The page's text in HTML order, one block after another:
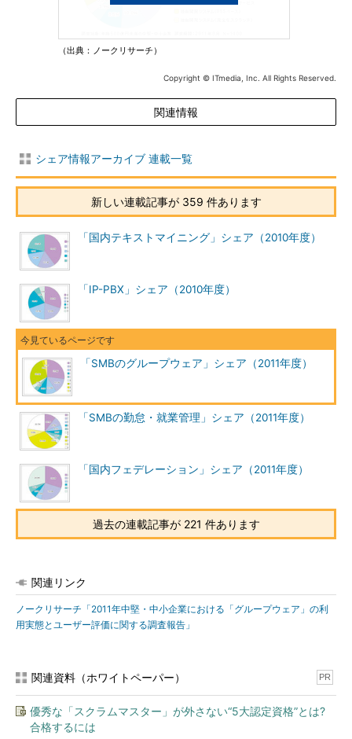
（出典：ノークリサーチ）
Copyright © ITmedia, Inc. All Rights Reserved.
関連情報
シェア情報アーカイブ 連載一覧
新しい連載記事が 359 件あります
「国内テキストマイニング」シェア（2010年度）
「IP-PBX」シェア（2010年度）
「SMBのグループウェア」シェア（2011年度）
「SMBの勤怠・就業管理」シェア（2011年度）
「国内フェデレーション」シェア（2011年度）
過去の連載記事が 221 件あります
関連リンク
ノークリサーチ「2011年中堅・中小企業における「グループウェア」の利
用実態とユーザー評価に関する調査報告」
関連資料（ホワイトペーパー） PR
優秀な「スクラムマスター」が外さない“5大認定資格”とは?
合格するには